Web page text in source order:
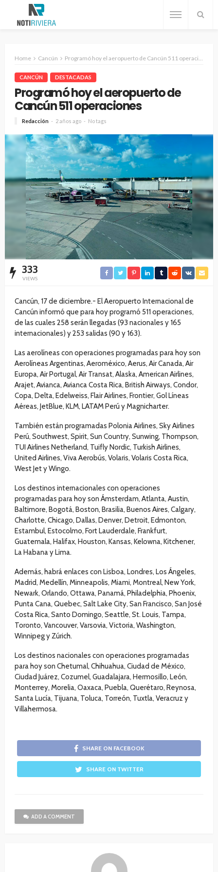
Home Cancún Programó hoy el aeropuerto de Cancún 511 operaciones
CANCÚN DESTACADAS
Programó hoy el aeropuerto de
Cancún 511 operaciones
Redacción 2 años ago No tags
333
VIEWS
Cancún, 17 de diciembre.- El Aeropuerto Internacional de
Cancún informó que para hoy programó 511 operaciones,
de las cuales 258 serán llegadas (93 nacionales y 165
internacionales) y 253 salidas (90 y 163).
Las aerolíneas con operaciones programadas para hoy son
Aerolíneas Argentinas, Aeroméxico, Aerus, Air Canada, Air
Europa, Air Portugal, Air Transat, Alaska, American Airlines,
Arajet, Avianca, Avianca Costa Rica, British Airways, Condor,
Copa, Delta, Edelweiss, Flair Airlines, Frontier, Gol Líneas
Aéreas, JetBlue, KLM, LATAM Perú y Magnicharter.
También están programadas Polonia Airlines, Sky Airlines
Perú, Southwest, Spirit, Sun Country, Sunwing, Thompson,
TUI Airlines Netherland, Tuifly Nordic, Turkish Airlines,
United Airlines, Viva Aerobús, Volaris, Volaris Costa Rica,
West Jet y Wingo.
Los destinos internacionales con operaciones
programadas para hoy son Ámsterdam, Atlanta, Austin,
Baltimore, Bogotá, Boston, Brasilia, Buenos Aires, Calgary,
Charlotte, Chicago, Dallas, Denver, Detroit, Edmonton,
Estambul, Estocolmo, Fort Lauderdale, Frankfurt,
Guatemala, Halifax, Houston, Kansas, Kelowna, Kitchener,
La Habana y Lima.
Además, habrá enlaces con Lisboa, Londres, Los Ángeles,
Madrid, Medellín, Minneapolis, Miami, Montreal, New York,
Newark, Orlando, Ottawa, Panamá, Philadelphia, Phoenix,
Punta Cana, Quebec, Salt Lake City, San Francisco, San José
Costa Rica, Santo Domingo, Seattle, St. Louis, Tampa,
Toronto, Vancouver, Varsovia, Victoria, Washington,
Winnipeg y Zúrich.
Los destinos nacionales con operaciones programadas
para hoy son Chetumal, Chihuahua, Ciudad de México,
Ciudad Juárez, Cozumel, Guadalajara, Hermosillo, León,
Monterrey, Morelia, Oaxaca, Puebla, Querétaro, Reynosa,
Santa Lucía, Tijuana, Toluca, Torreón, Tuxtla, Veracruz y
Villahermosa.
SHARE ON FACEBOOK
SHARE ON TWITTER
ADD A COMMENT